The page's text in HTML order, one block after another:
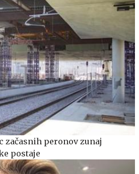
začasnih peronov zunaj
postaje